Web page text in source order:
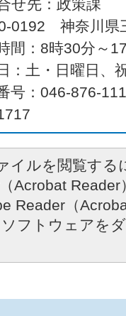
せ先：政策課
0192 神奈川県
間：8時30分～
：土・日曜日、
号：046-876-
イルを閲覧する
Acrobat
Reader（
フトウェアを